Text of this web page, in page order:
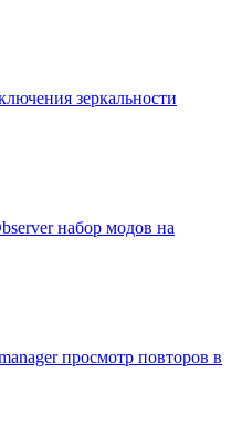
зеркальности
набор модов на
просмотр повторов в